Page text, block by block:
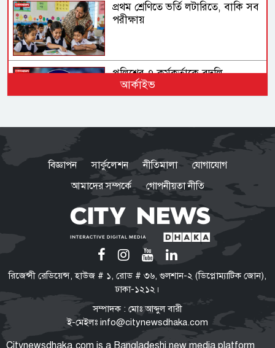
প্রথম শ্রেণিতে ভর্তি লটারিতে, বাকি সব
পরীক্ষায়
পুলিশের ৭ কর্মকর্তাকে বদলি
বিকেলেই শুরু গ্যাস সঞ্চালন, দুই-তিন
দিনে কাটবে সরবরাহ সংকট:
বিদ্যুৎমন্ত্রী
জনগণের অধিকার আদায়ে ৫ সেপ্টেম্বর
ঢাকা-চট্টগ্রাম লংমার্চ: জামায়াত আমির
রাষ্ট্রপতি নির্বাচনের চূড়ান্ত তারিখ
আর্কাইভ
বিজ্ঞাপন সার্কুলেশন নীতিমালা
যোগাযোগ
আমাদের সম্পর্কে
গোপনীয়তা নীতি
রিজেন্সী রেডিয়েন্স, হাউজ # ১, রোড # ৩৬, গুলশান-২ (ডিপ্লোম্যাটিক জোন),
ঢাকা-১২১২।
সম্পাদক : মোঃ আব্দুল বারী
ই-মেইলঃ info@citynewsdhaka.com
Citynewsdhaka.com is a Bangladeshi new media platform